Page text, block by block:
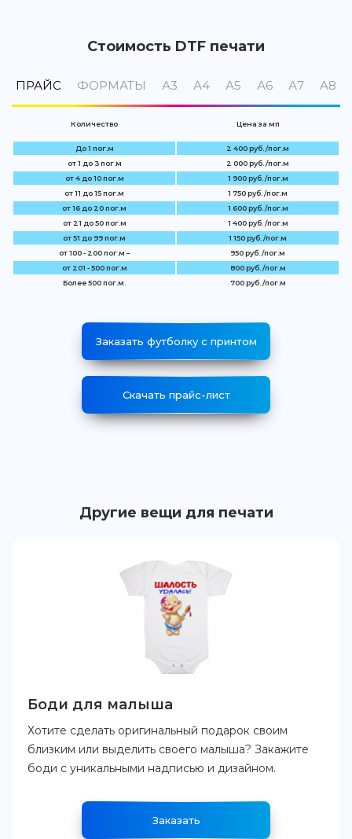
Стоимость DTF печати
ПРАЙС ФОРМАТЫ А3 А4 А5 А6 А7 А8
Количество Цена за мп
До 1 пог.м
2 400 руб. /пог.м
от 1 до 3 пог.м
2 000 руб. /пог.м
от 4 до 10 пог.м
1 900 руб. /пог.м
от 11 до 15 пог.м
1 750 руб. /пог.м
от 16 до 20 пог.м
1 600 руб. /пог.м
от 21 до 50 пог.м
1 400 руб. /пог.м
от 51 до 99 пог.м
1 150 руб. /пог.м
от 100 - 200 пог.м –
950 руб. /пог.м
от 201 - 500 пог.м
800 руб. /пог.м
Более 500 пог.м.
700 руб. /пог.м
Заказать футболку с принтом
Скачать прайс-лист
Другие вещи для печати
Боди для малыша
Хотите сделать оригинальный подарок своим
близким или выделить своего малыша? Закажите
боди с уникальными надписью и дизайном.
Заказать